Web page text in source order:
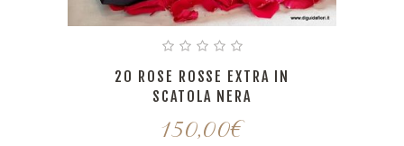
20 ROSE ROSSE EXTRA IN
SCATOLA NERA
150,00€